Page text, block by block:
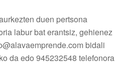
duen pertsona
labur bat erantsiz, gehienez
bidali
da edo 945232548 telefonora